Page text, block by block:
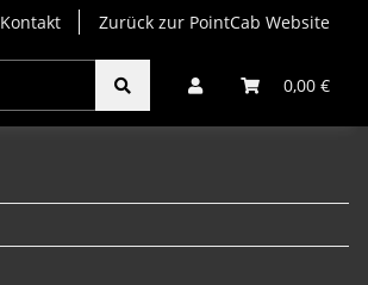
Kontakt Zurück zur PointCab Website
0,00 €
Origins Miete Origins Upgrade